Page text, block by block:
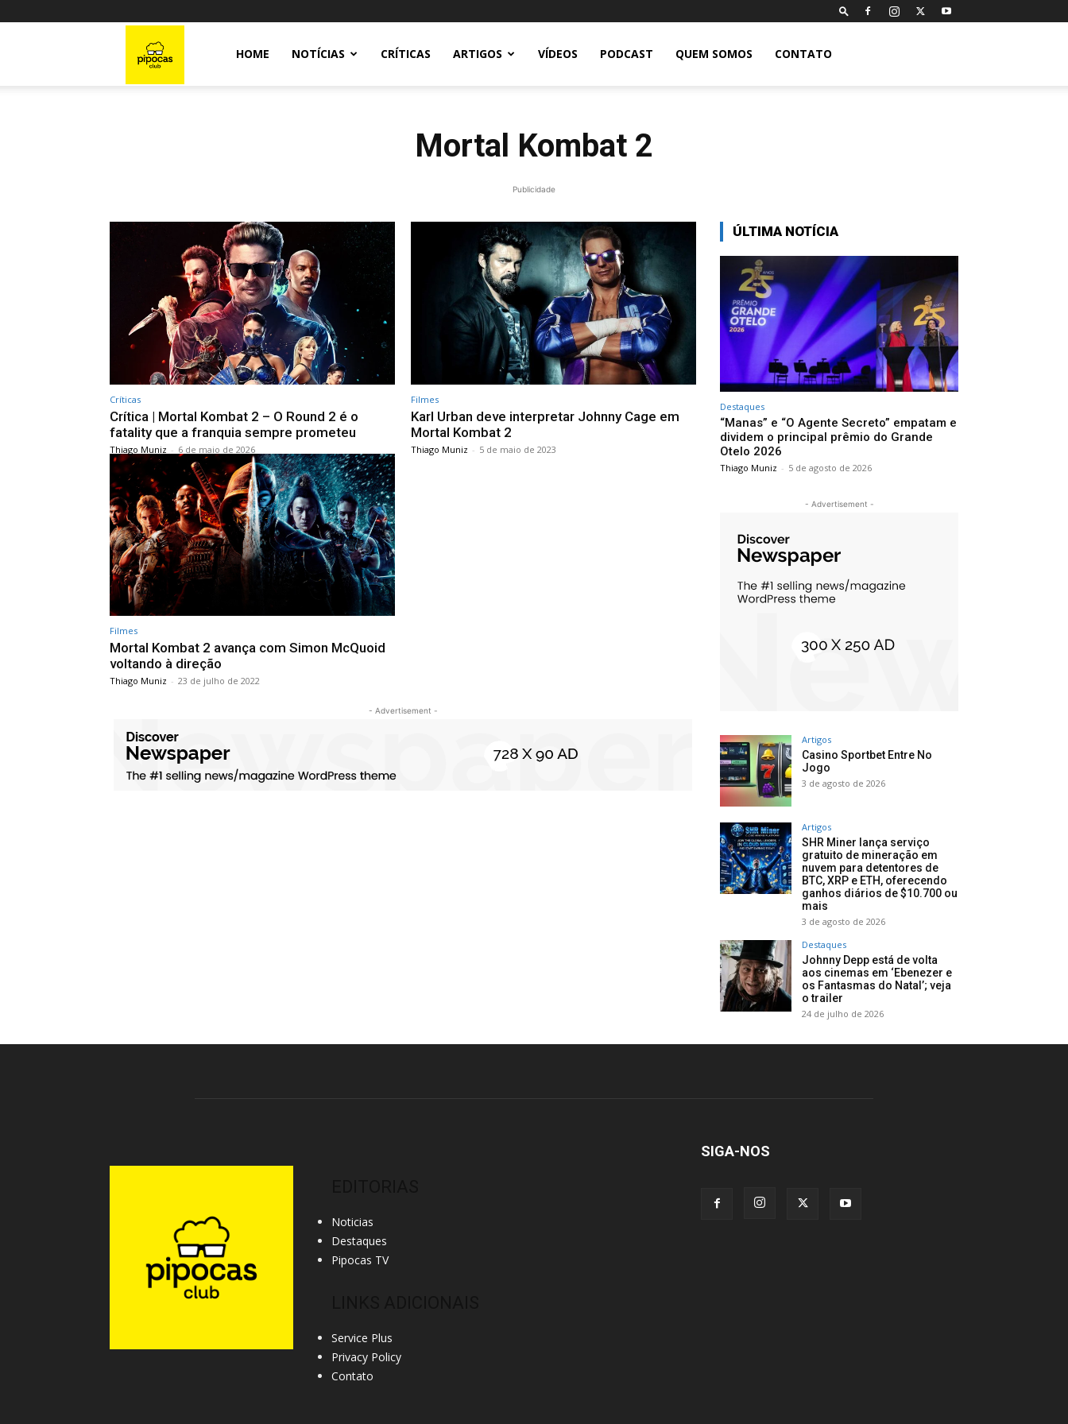
HOME NOTÍCIAS CRÍTICAS ARTIGOS VÍDEOS PODCAST QUEM SOMOS CONTATO
Mortal Kombat 2
Publicidade
Críticas
Crítica | Mortal Kombat 2 – O Round 2 é o
fatality que a franquia sempre prometeu
Thiago Muniz - 6 de maio de 2026
Filmes
Karl Urban deve interpretar Johnny Cage em
Mortal Kombat 2
Thiago Muniz - 5 de maio de 2023
Filmes
Mortal Kombat 2 avança com Simon McQuoid
voltando à direção
Thiago Muniz - 23 de julho de 2022
- Advertisement -
ÚLTIMA NOTÍCIA
Destaques
“Manas” e “O Agente Secreto” empatam e
dividem o principal prêmio do Grande
Otelo 2026
Thiago Muniz - 5 de agosto de 2026
- Advertisement -
Artigos
Casino Sportbet Entre No
Jogo
3 de agosto de 2026
Artigos
SHR Miner lança serviço
gratuito de mineração em
nuvem para detentores de
BTC, XRP e ETH, oferecendo
ganhos diários de $10.700 ou
mais
3 de agosto de 2026
Destaques
Johnny Depp está de volta
aos cinemas em ‘Ebenezer e
os Fantasmas do Natal’; veja
o trailer
24 de julho de 2026
Noticias
Destaques
Pipocas TV
Service Plus
Privacy Policy
Contato
SIGA-NOS